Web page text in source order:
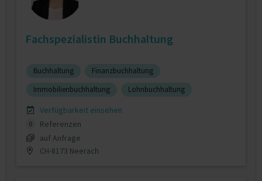
Fachspezialistin Buchhaltung
Buchhaltung
Finanzbuchhaltung
Immobilienbuchhaltung
Lohnbuchhaltung
Verfügbarkeit einsehen
0
Referenzen
auf Anfrage
CH-8173 Neerach